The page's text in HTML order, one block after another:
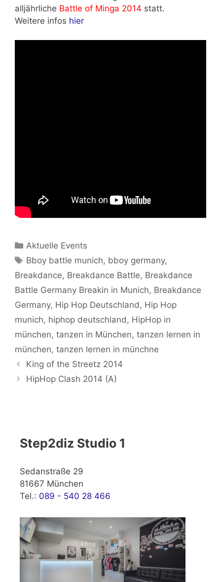
alljährliche Battle of Minga 2014 statt.
Weitere infos hier
Kategorien
Aktuelle Events
Schlagwörter
Bboy battle munich, bboy germany,
Breakdance, Breakdance Battle, Breakdance
Battle Germany Breakin in Munich, Breakdance
Germany, Hip Hop Deutschland , Hip Hop
munich, hiphop deutschland , HipHop in
münchen, tanzen in München, tanzen lernen in
münchen, tanzen lernen in münchne
King of the Streetz 2014
HipHop Clash 2014 (A)
Step2diz Studio 1
Sedanstraße 29
81667 München
Tel.: 089 - 540 28 466